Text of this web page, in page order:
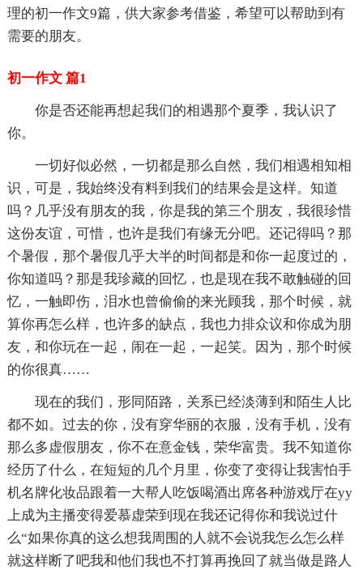
理的初一作文9篇，供大家参考借鉴，希望可以帮助到有
需要的朋友。
初一作文 篇1
你是否还能再想起我们的相遇那个夏季，我认识了
你。
一切好似必然，一切都是那么自然，我们相遇相知相
识，可是，我始终没有料到我们的结果会是这样。知道
吗？几乎没有朋友的我，你是我的第三个朋友，我很珍惜
这份友谊，可惜，也许是我们有缘无分吧。还记得吗？那
个暑假，那个暑假几乎大半的时间都是和你一起度过的，
你知道吗？那是我珍藏的回忆，也是现在我不敢触碰的回
忆，一触即伤，泪水也曾偷偷的来光顾我，那个时候，就
算你再怎么样，也许多的缺点，我也力排众议和你成为朋
友，和你玩在一起，闹在一起，一起笑。因为，那个时候
的你很真……
现在的我们，形同陌路，关系已经淡薄到和陌生人比
都不如。过去的你，没有穿华丽的衣服，没有手机，没有
那么多虚假朋友，你不在意金钱，荣华富贵。我不知道你
经历了什么，在短短的几个月里，你变了变得让我害怕手
机名牌化妆品跟着一大帮人吃饭喝酒出席各种游戏厅在yy
上成为主播变得爱慕虚荣到现在我还记得你和我说过什
么“如果你真的这么想我周围的人就不会说我怎么怎么样
就这样断了吧我和他们我也不打算再挽回了就当做是路人